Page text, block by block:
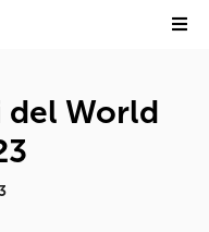
World